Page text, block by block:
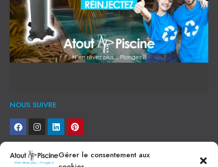
Gérer le consentement aux
NOUS SUIVRE
NEWSLETTER